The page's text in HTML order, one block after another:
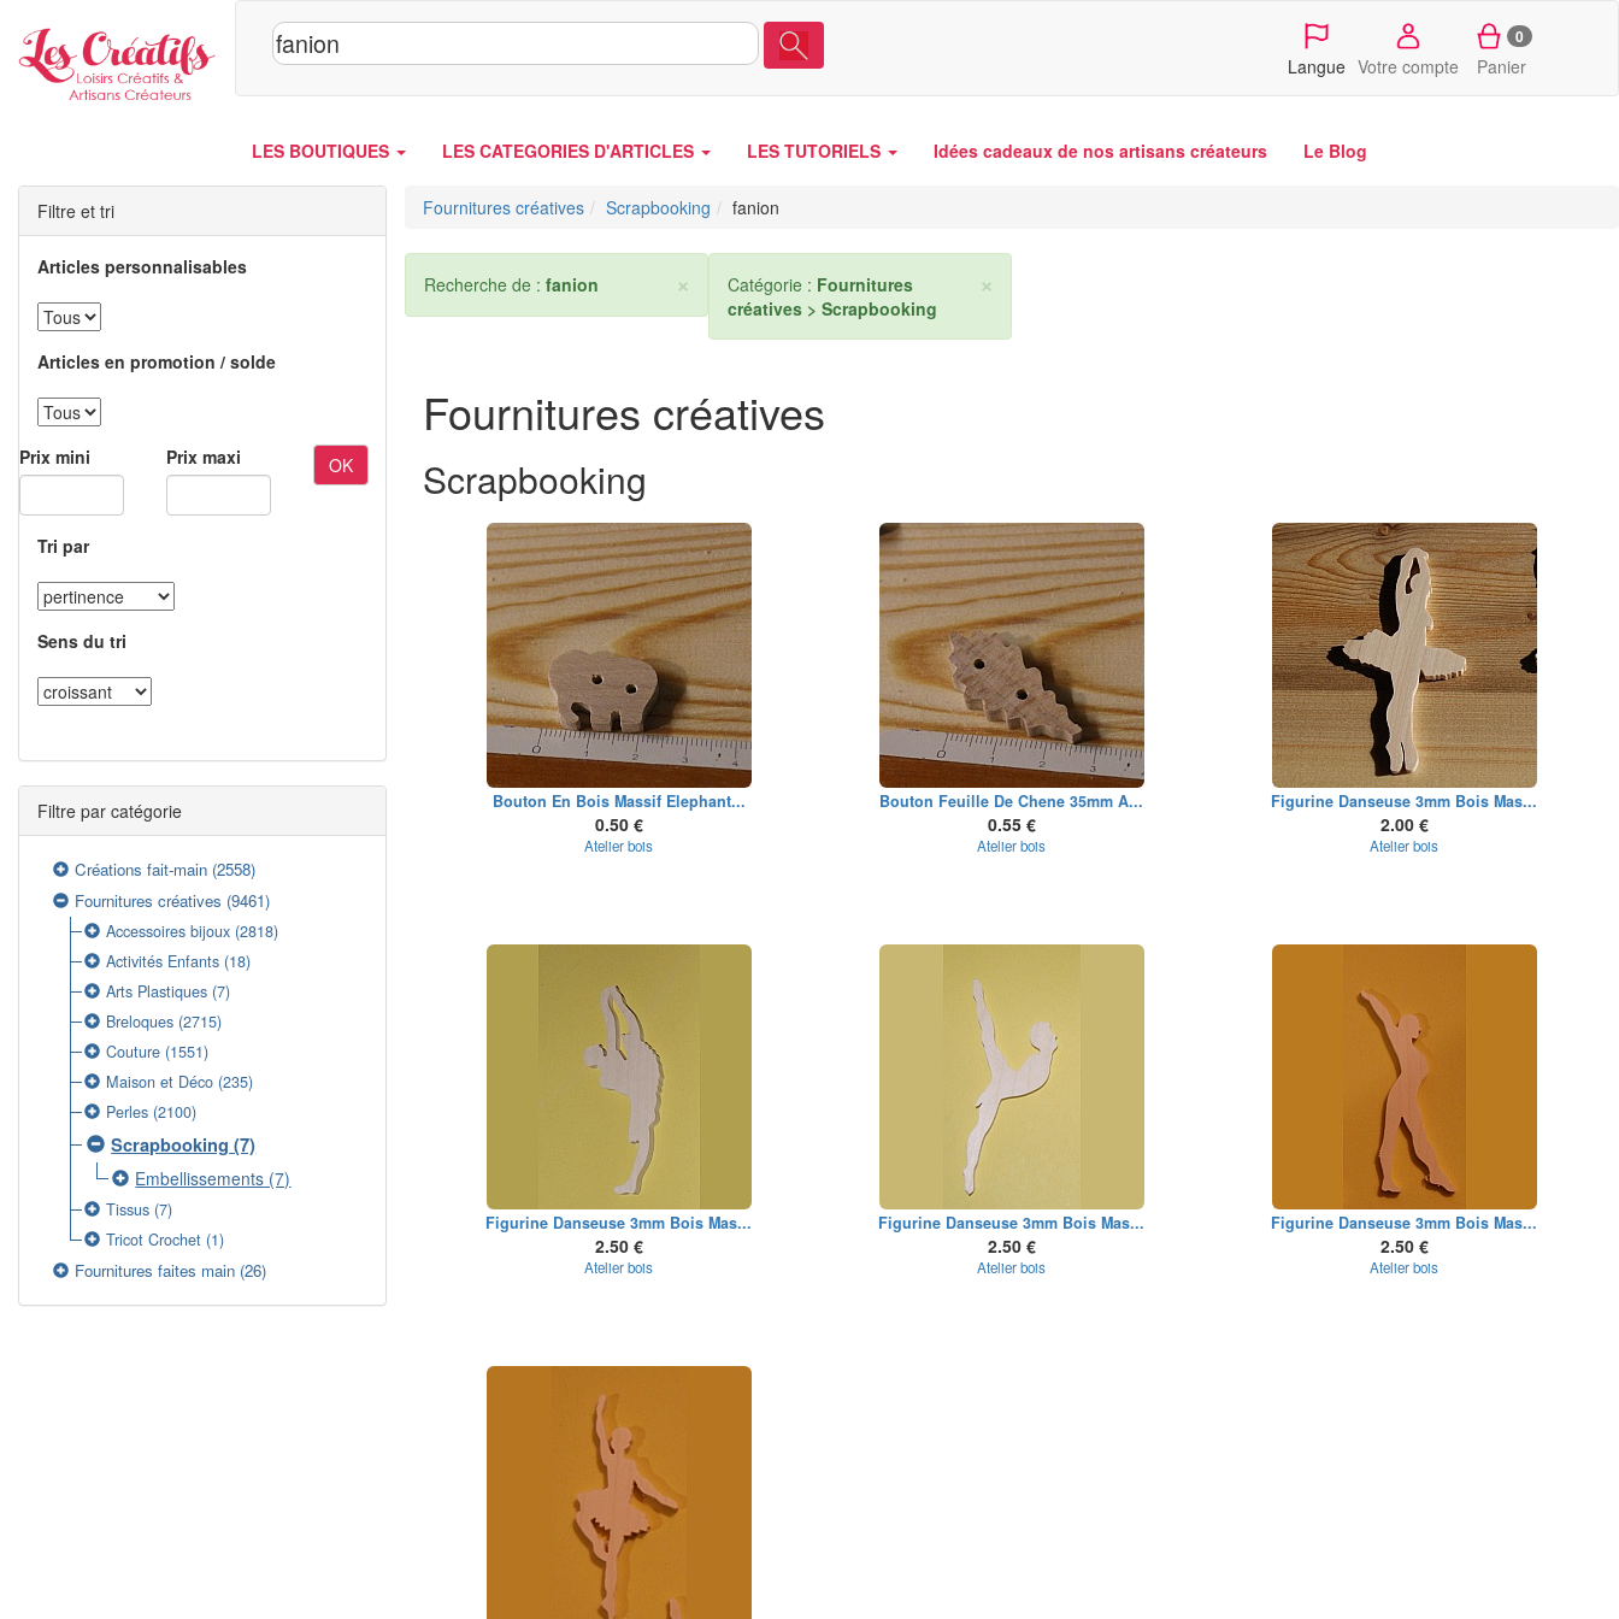
Langue Votre compte
0
Panier
LES BOUTIQUES LES CATEGORIES D'ARTICLES LES TUTORIELS Idées cadeaux de nos artisans créateurs Le Blog
Filtre et tri
Articles personnalisables
Articles en promotion / solde
Prix mini Prix maxi OK
Tri par
Sens du tri
Filtre par catégorie
Créations fait-main (2558)
Fournitures créatives (9461)
Accessoires bijoux (2818)
Activités Enfants (18)
Arts Plastiques (7)
Breloques (2715)
Couture (1551)
Maison et Déco (235)
Perles (2100)
Scrapbooking (7)
Embellissements (7)
Tissus (7)
Tricot Crochet (1)
Fournitures faites main (26)
Fournitures créatives Scrapbooking fanion
×
Recherche de : fanion ×
Catégorie : Fournitures
créatives > Scrapbooking
Fournitures créatives
Scrapbooking
Bouton En Bois Massif Elephant...
0.50 €
Atelier bois
Bouton Feuille De Chene 35mm A...
0.55 €
Atelier bois
Figurine Danseuse 3mm Bois Mas...
2.00 €
Atelier bois
Figurine Danseuse 3mm Bois Mas...
2.50 €
Atelier bois
Figurine Danseuse 3mm Bois Mas...
2.50 €
Atelier bois
Figurine Danseuse 3mm Bois Mas...
2.50 €
Atelier bois